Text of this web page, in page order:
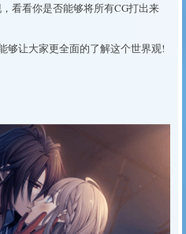
看看你是否能够将所有CG打出来
够让大家更全面的了解这个世界观!